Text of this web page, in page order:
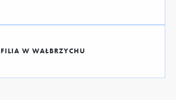
FILIA W WAŁBRZYCHU